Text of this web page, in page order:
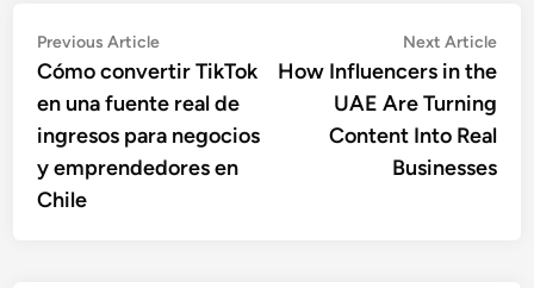
Post
navigation
Previous ArticlePrevious
article:
Cómo convertir TikTok
en una fuente real de
ingresos para negocios
y emprendedores en
Chile
Next Article
How Influencers in the
UAE Are Turning
Content Into Real
Businesses